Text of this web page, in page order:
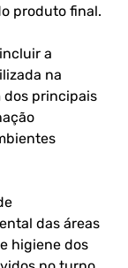
produto final.
a
na
dos principais
das áreas
higiene dos